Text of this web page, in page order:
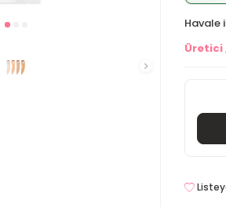
Havale
Üretici